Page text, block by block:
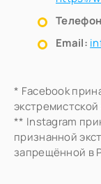
Email:
* Facebook
** Instagram
признанной
запрещённой в